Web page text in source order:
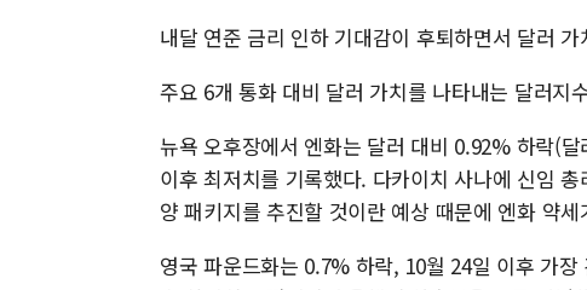
내달 연준 금리 인하 기대감이 후퇴하면서 달러
주요 6개 통화 대비 달러 가치를 나타내는 달러지
뉴욕 오후장에서 엔화는 달러 대비 0.92% 하락(
이후 최저치를 기록했다. 다카이치 사나에 신임
양 패키지를 추진할 것이란 예상 때문에 엔화 약
영국 파운드화는 0.7% 하락, 10월 24일 이후 가